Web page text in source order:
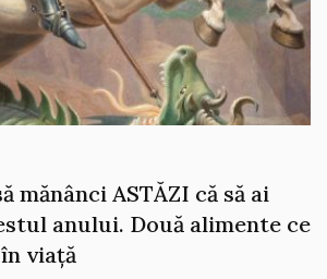
mănânci ASTĂZI că să ai
anului. Două alimente ce
viață